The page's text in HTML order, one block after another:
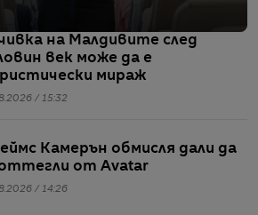
на Малдивите след
век може да е
мираж
/ 15:32
Камерън обмисля дали да
от Avatar
/ 14:26